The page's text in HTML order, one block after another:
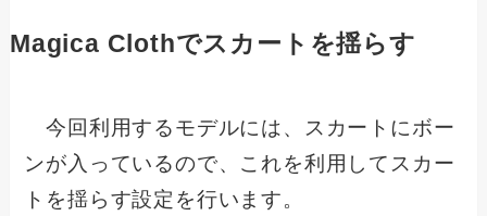
Magica Clothでスカートを揺らす
今回利用するモデルには、スカートにボー
ンが入っているので、これを利用してスカー
トを揺らす設定を行います。